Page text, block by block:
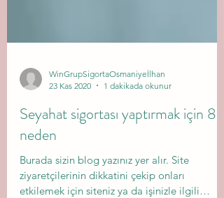
WinGrupSigortaOsmaniyeİlhan
23 Kas 2020
1 dakikada okunur
Seyahat sigortası yaptırmak için 8
neden